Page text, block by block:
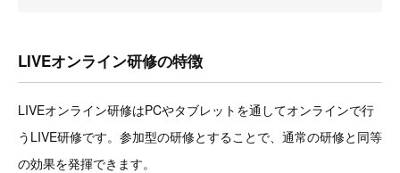
LIVEオンライン研修の特徴
LIVEオンライン研修はPCやタブレットを通してオンラインで行
うLIVE研修です。参加型の研修とすることで、通常の研修と同等
の効果を発揮できます。